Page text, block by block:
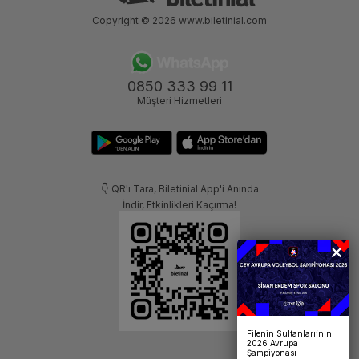
0850 333 99 11
Müşteri Hizmetleri
👇 QR'ı Tara, Biletinial App'i Anında
İndir, Etkinlikleri Kaçırma!
Copyright © 2026 www.biletinial.com
Filenin Sultanları’nın
2026 Avrupa
Şampiyonası